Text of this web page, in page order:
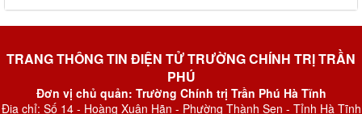
TRANG THÔNG TIN ĐIỆN TỬ TRƯỜNG CHÍNH TRỊ TRẦN
PHÚ
Đơn vị chủ quản: Trường Chính trị Trần Phú Hà Tĩnh
Địa chỉ: Số 14 - Hoàng Xuân Hãn - Phường Thành Sen - Tỉnh Hà Tĩnh